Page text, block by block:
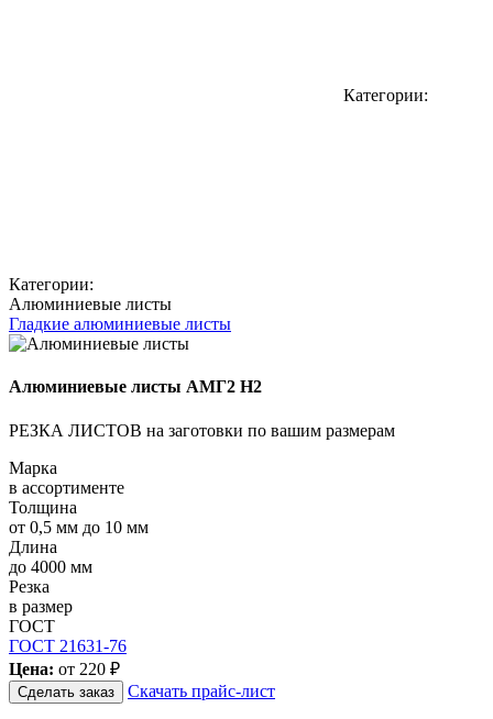
Категории:
Категории:
Алюминиевые листы
Гладкие алюминиевые листы
Алюминиевые листы АМГ2 Н2
РЕЗКА ЛИСТОВ на заготовки по вашим размерам
Марка
в ассортименте
Толщина
от 0,5 мм до 10 мм
Длина
до 4000 мм
Резка
в размер
ГОСТ
ГОСТ 21631-76
Цена: от 220 ₽
Сделать заказ Скачать прайс-лист